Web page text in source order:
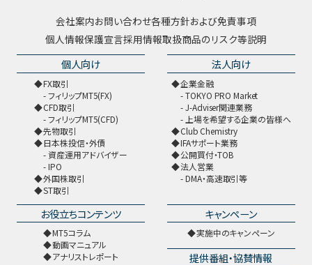
会社案内お問い合わせ各種方針および免責事項
個人情報保護宣言採用情報取扱商品のリスク等説明
個人向け
FX取引
フィリップMT5(FX)
CFD取引
フィリップMT5(CFD)
先物取引
日本株投信・外債
資産運用アドバイザー
IPO
外国株取引
ST取引
法人向け
企業金融
TOKYO PRO Market
J-Adviser関連業務
上場を希望する企業の皆様へ
Club Chemistry
IFAサポート業務
公開買付・TOB
法人営業
DMA・高速取引等
お役立ちコンテンツ
MT5コラム
動画マニュアル
アナリストレポート
キャンペーン
実施中のキャンペーン
提供番組・協賛情報